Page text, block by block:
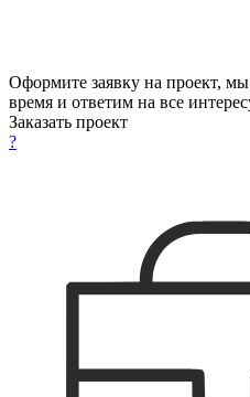
Оформите заявку на проект,
время и ответим на все
Заказать проект
?